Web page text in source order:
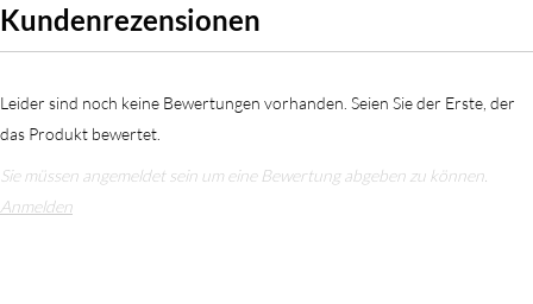
Kundenrezensionen
Leider sind noch keine Bewertungen vorhanden. Seien Sie der Erste, der
das Produkt bewertet.
Sie müssen angemeldet sein um eine Bewertung abgeben zu können.
Anmelden